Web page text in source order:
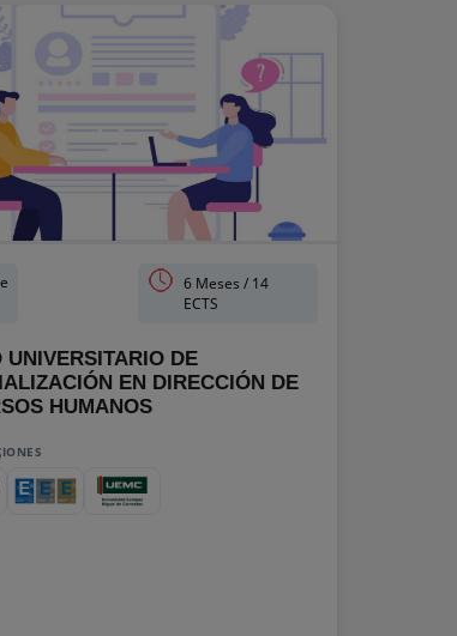
6 Meses / 14
ECTS
UNIVERSITARIO DE
EN DIRECCIÓN DE
HUMANOS